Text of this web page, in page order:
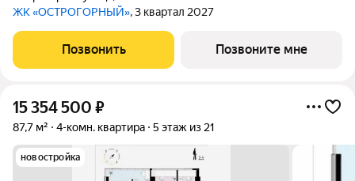
ЖК «ОСТРОГОРНЫЙ», 3 квартал 2027
Позвонить Позвоните мне
15 354 500 ₽
87,7 м² 4-комн. квартира 5 этаж из 21
новостройка